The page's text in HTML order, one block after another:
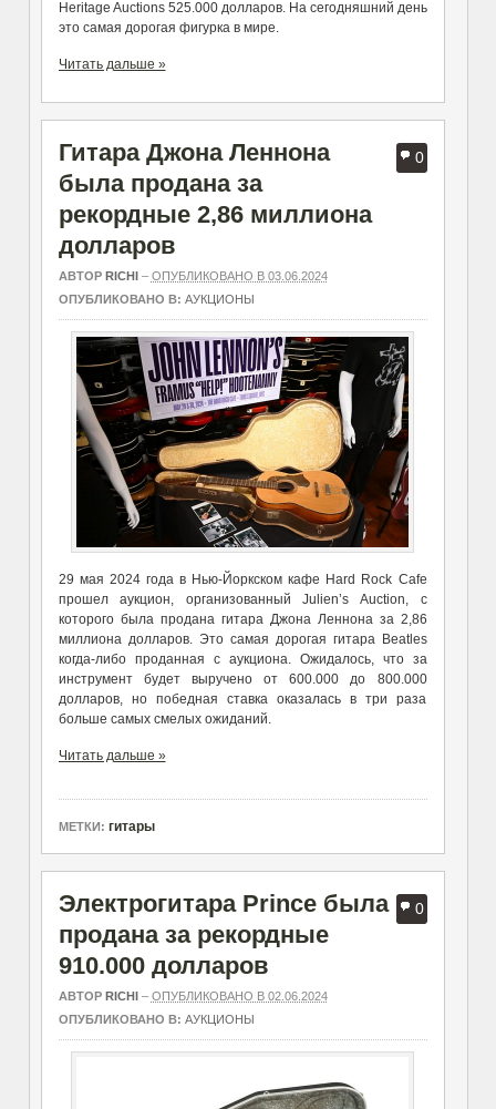
Heritage Auctions 525.000 долларов. На сегодняшний день
это самая дорогая фигурка в мире.
Читать дальше »
0
Гитара Джона Леннона
была продана за
рекордные 2,86 миллиона
долларов
АВТОР RICHI – ОПУБЛИКОВАНО В 03.06.2024
ОПУБЛИКОВАНО В: АУКЦИОНЫ
29 мая 2024 года в Нью-Йоркском кафе Hard Rock Cafe
прошел аукцион, организованный Julien’s Auction, с
которого была продана гитара Джона Леннона за 2,86
миллиона долларов. Это самая дорогая гитара Beatles
когда-либо проданная с аукциона. Ожидалось, что за
инструмент будет выручено от 600.000 до 800.000
долларов, но победная ставка оказалась в три раза
больше самых смелых ожиданий.
Читать дальше »
МЕТКИ: гитары
0
Электрогитара Prince была
продана за рекордные
910.000 долларов
АВТОР RICHI – ОПУБЛИКОВАНО В 02.06.2024
ОПУБЛИКОВАНО В: АУКЦИОНЫ